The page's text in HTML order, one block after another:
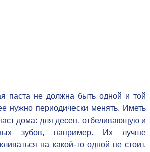
паста не должна быть одной и той
нужно периодически менять. Иметь
дома: для десен, отбеливающую и
зубов, например. Их лучше
на какой-то одной не стоит.